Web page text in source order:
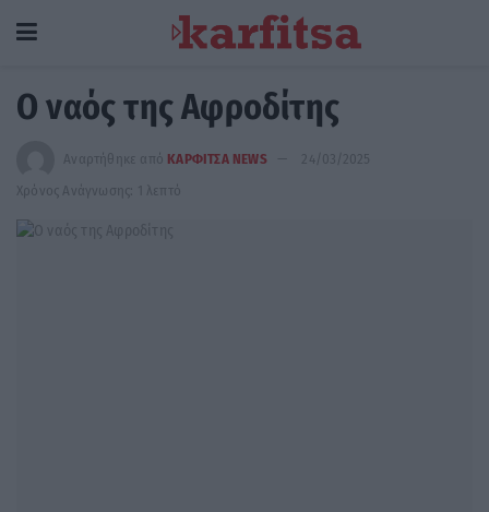
Ο ναός της Αφροδίτης
Αναρτήθηκε από ΚΑΡΦΙΤΣΑ NEWS
24/03/2025
Χρόνος Ανάγνωσης: 1 λεπτό